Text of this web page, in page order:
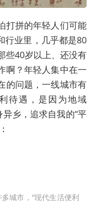
打拼的年轻人们可能
行业里，几乎都是80
些40岁以上、还没有
啊？年轻人集中在一
的问题，一线城市有
待遇，是因为地域
乡，追求自我的“平
城市，“现代生活便利